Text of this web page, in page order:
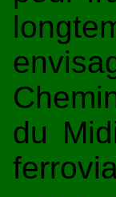
du